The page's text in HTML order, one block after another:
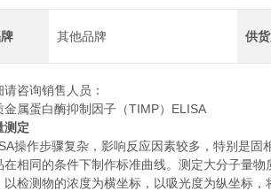
其他品牌 供
请咨询销售人员：
金属蛋白酶抑制因子（TIMP）ELISA
测定
操作步骤复杂，影响反应因素较多，特别是
在相同的条件下制作标准曲线。测定大分子量
以检测物的浓度为横坐标，以吸光度为纵坐标